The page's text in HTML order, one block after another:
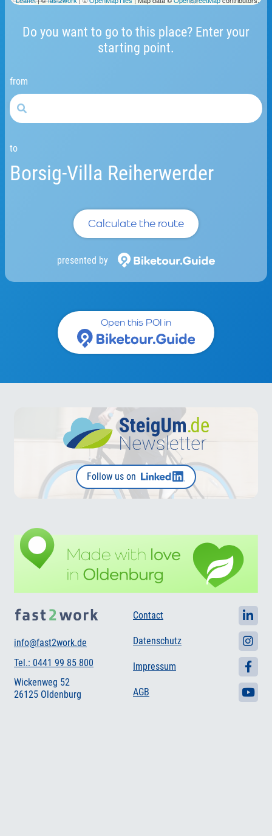
Do you want to go to this place? Enter your
starting point.
from
to
Borsig-Villa Reiherwerder
Calculate the route
presented by
Open this POI in
Follow us on
info@fast2work.de
Tel.: 0441 99 85 800
Wickenweg 52
26125 Oldenburg
Contact
Datenschutz
Impressum
AGB